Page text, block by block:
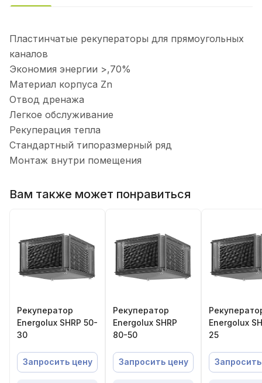
Пластинчатые рекуператоры для прямоугольных
каналов
Экономия энергии >,70%
Материал корпуса Zn
Отвод дренажа
Легкое обслуживание
Рекуперация тепла
Стандартный типоразмерный ряд
Монтаж внутри помещения
Вам также может понравиться
Рекуператор
Energolux SHRP 50-
30
Запросить цену
Рекуператор
Energolux SHRP
80-50
Запросить цену
Energolux
25